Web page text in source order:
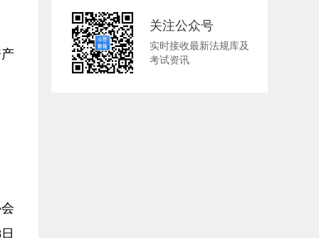
关注公众号
实时接收最新法规库及
考试资讯